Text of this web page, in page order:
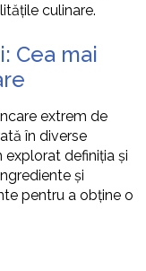
culinare.
Cea mai
extrem de
în diverse
explorat definiția și
și
pentru a obține o